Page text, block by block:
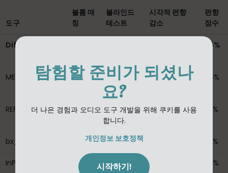
탐험할 준비가 되셨나
요?
더 나은 경험과 오디오 도구 개발을 위해 쿠키를 사용
합니다.
개인정보 보호정책
시작하기!
도구
볼륨 매
칭
블라인드
테스트
시각적 편향
감소
편향
점수
Diffonic 95%
METRIC AB
✗ 수동
✗ ✗ 복잡한 UI 45%
REFERENCE
✗ 수동
✗
✗ 무거운 시
35%
bx_cleansweep ✗ 25%
InPhase ✗ ~ 위상만 20%